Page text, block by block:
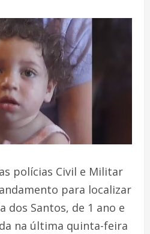
polícias Civil e Militar
para localizar
dos Santos, de 1 ano e
na última quinta-feira